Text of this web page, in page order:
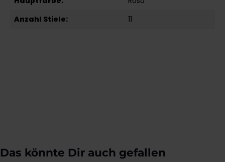
Anzahl Stiele:
11
Produktgalerie überspringen
Das könnte Dir auch gefallen